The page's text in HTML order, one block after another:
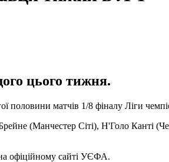
цього тижня.
половини матчів 1/8 фіналу Ліги
(Манчестер Сіті), Н'Голо Канті
офіційному сайті УЄФА.